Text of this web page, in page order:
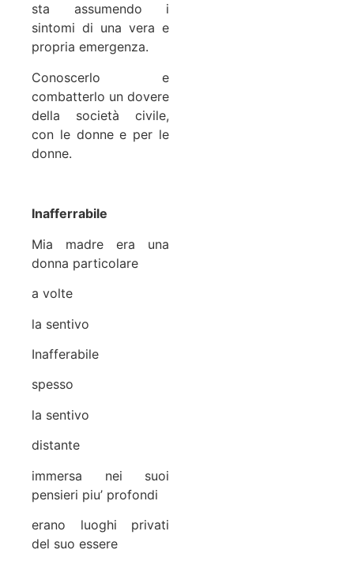
sta assumendo i
sintomi di una vera e
propria emergenza.
Conoscerlo e
combatterlo un dovere
della società civile,
con le donne e per le
donne.
Inafferrabile
Mia madre era una
donna particolare
a volte
la sentivo
Inafferabile
spesso
la sentivo
distante
immersa nei suoi
pensieri piu’ profondi
erano luoghi privati
del suo essere